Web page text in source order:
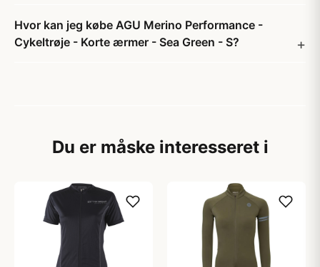
Hvor kan jeg købe AGU Merino Performance -
Cykeltrøje - Korte ærmer - Sea Green - S?
Du er måske interesseret i